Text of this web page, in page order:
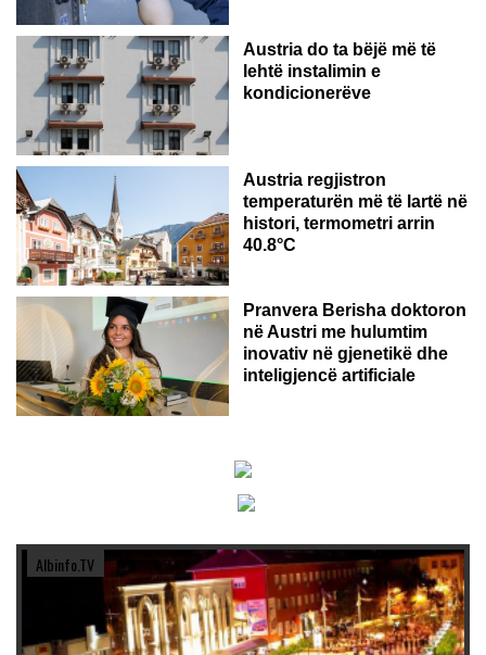
Austria do ta bëjë më të
lehtë instalimin e
kondicionerëve
Austria regjistron
temperaturën më të lartë në
histori, termometri arrin
40.8°C
AUSTRI
Pranvera Berisha doktoron
në Austri me hulumtim
inovativ në gjenetikë dhe
inteligjencë artificiale
Albinfo.TV